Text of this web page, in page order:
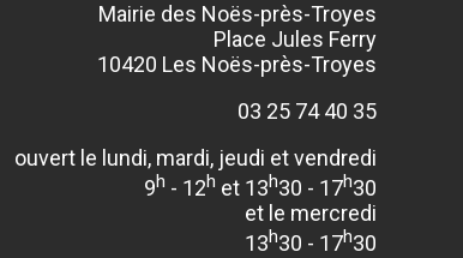
Mairie des Noës-près-Troyes
Place Jules Ferry
10420 Les Noës-près-Troyes
03 25 74 40 35
ouvert le lundi, mardi, jeudi et vendredi
9h - 12h et 13h30 - 17h30
et le mercredi
13h30 - 17h30